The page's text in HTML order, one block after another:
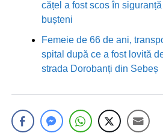
cățel a fost scos în
bușteni
Femeie de 66 de ani,
spital după ce a fost lovită
strada Dorobanți din Sebeș